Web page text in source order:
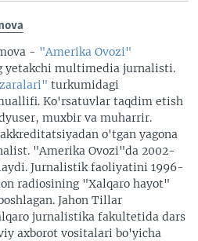
- "Amerika Ovozi"
yetakchi multimedia jurnalisti.
turkumidagi
Ko'rsatuvlar taqdim etish
muxbir va muharrir.
o'tgan yagona
"Amerika Ovozi"da 2002-
Jurnalistik faoliyatini 1996-
radiosining "Xalqaro hayot"
Jahon Tillar
jurnalistika fakultetida dars
axborot vositalari bo'yicha